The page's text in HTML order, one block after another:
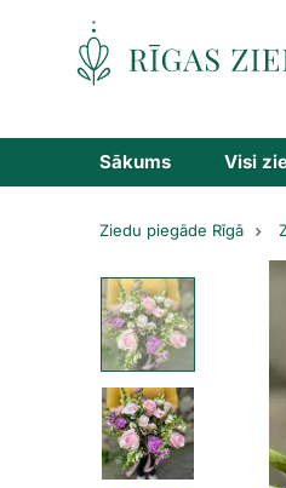
Ziedu
piegāde
Sākums Visi
Ziedu piegāde Rīgā